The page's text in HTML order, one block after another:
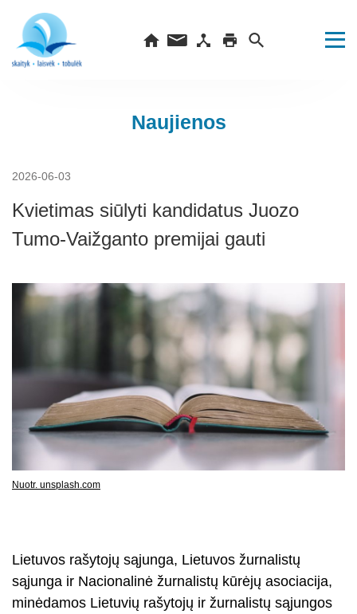
Naujienos
2026-06-03
Kvietimas siūlyti kandidatus Juozo
Tumo-Vaižganto premijai gauti
Nuotr. unsplash.com
Lietuvos rašytojų sąjunga, Lietuvos žurnalistų
sąjunga ir Nacionalinė žurnalistų kūrėjų asociacija,
minėdamos Lietuvių rašytojų ir žurnalistų sąjungos